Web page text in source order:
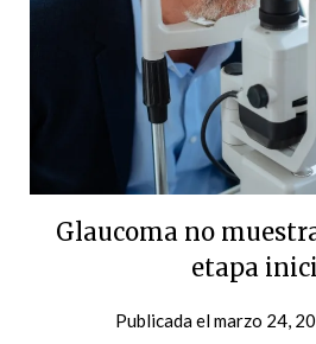
Glaucoma no
etapa
Publicada elmarzo 24,